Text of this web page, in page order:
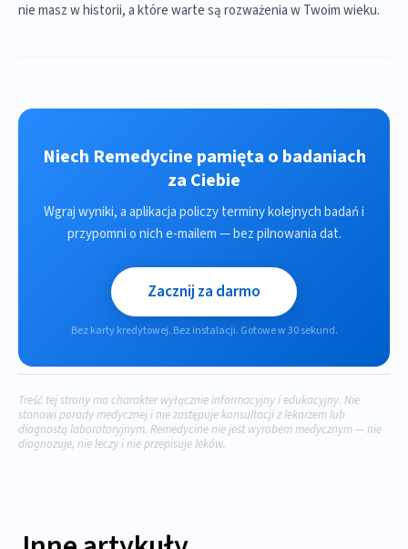
nie masz w historii, a które warte są rozważenia w Twoim wieku.
Niech Remedycine pamięta o badaniach
za Ciebie
Wgraj wyniki, a aplikacja policzy terminy kolejnych badań i
przypomni o nich e-mailem — bez pilnowania dat.
Zacznij za darmo
Bez karty kredytowej. Bez instalacji. Gotowe w 30 sekund.
Treść tej strony ma charakter wyłącznie informacyjny i edukacyjny. Nie
stanowi porady medycznej i nie zastępuje konsultacji z lekarzem lub
diagnostą laboratoryjnym. Remedycine nie jest wyrobem medycznym — nie
diagnozuje, nie leczy i nie przepisuje leków.